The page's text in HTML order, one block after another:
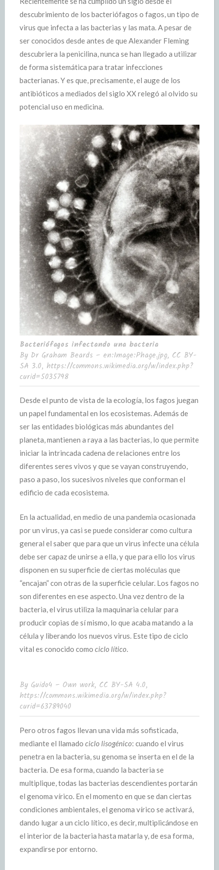
descubrimiento de los bacteriófagos o fagos, un tipo de
virus que infecta a las bacterias y las mata. A pesar de
ser conocidos desde antes de que Alexander Fleming
descubriera la penicilina, nunca se han llegado a utilizar
de forma sistemática para tratar infecciones
bacterianas. Y es que, precisamente, el auge de los
antibióticos a mediados del siglo XX relegó al olvido su
potencial uso en medicina.
Bacteriófagos infectando una bacteria
By Dr Graham Beards – en:Image:Phage.jpg, CC BY-
SA 3.0, https://commons.wikimedia.org/w/index.php?
curid=5035798
Desde el punto de vista de la ecología, los fagos juegan
un papel fundamental en los ecosistemas. Además de
ser las entidades biológicas más abundantes del
planeta, mantienen a raya a las bacterias, lo que permite
iniciar la intrincada cadena de relaciones entre los
diferentes seres vivos y que se vayan construyendo,
paso a paso, los sucesivos niveles que conforman el
edificio de cada ecosistema.
En la actualidad, en medio de una pandemia ocasionada
por un virus, ya casi se puede considerar como cultura
general el saber que para que un virus infecte una célula
debe ser capaz de unirse a ella, y que para ello los virus
disponen en su superficie de ciertas moléculas que
“encajan” con otras de la superficie celular. Los fagos no
son diferentes en ese aspecto. Una vez dentro de la
bacteria, el virus utiliza la maquinaria celular para
producir copias de sí mismo, lo que acaba matando a la
célula y liberando los nuevos virus. Este tipo de ciclo
vital es conocido como ciclo lítico.
By Guido4 – Own work, CC BY-SA 4.0,
https://commons.wikimedia.org/w/index.php?
curid=63789040
Pero otros fagos llevan una vida más sofisticada,
mediante el llamado ciclo lisogénico: cuando el virus
penetra en la bacteria, su genoma se inserta en el de la
bacteria. De esa forma, cuando la bacteria se
multiplique, todas las bacterias descendientes portarán
el genoma vírico. En el momento en que se dan ciertas
condiciones ambientales, el genoma vírico se activará,
dando lugar a un ciclo lítico, es decir, multiplicándose en
el interior de la bacteria hasta matarla y, de esa forma,
expandirse por entorno.